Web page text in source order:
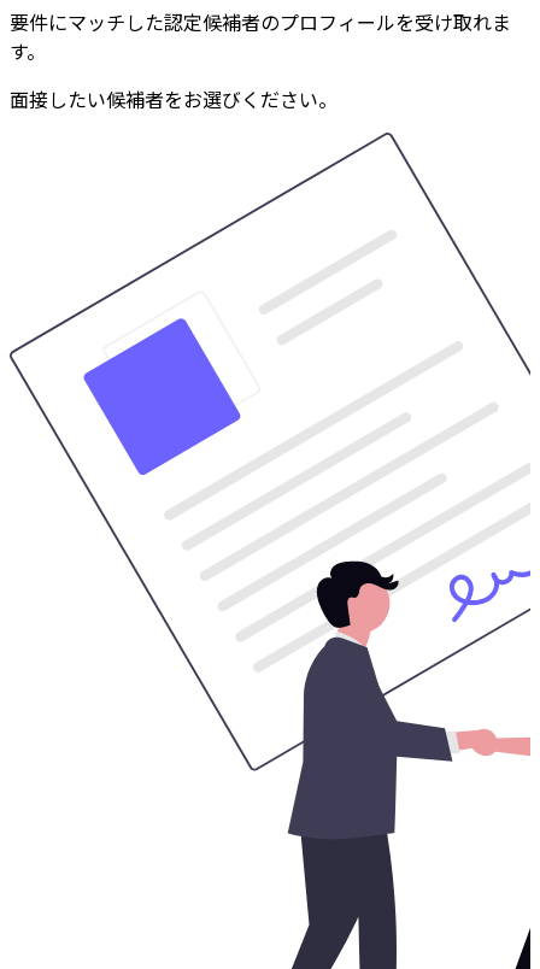
要件にマッチした認定候補者のプロフィールを受け取れま
す。
面接したい候補者をお選びください。